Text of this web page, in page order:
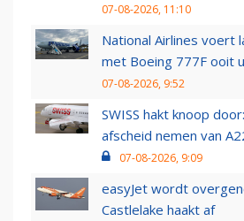
07-08-2026, 11:10
National Airlines voert
met Boeing 777F ooit
07-08-2026, 9:52
SWISS hakt knoop
afscheid nemen van
07-08-2026, 9:09
easyJet wordt
Castlelake haakt af